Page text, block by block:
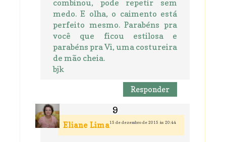
combinou, pode repetir sem
medo. E olha, o caimento está
perfeito mesmo. Parabéns pra
você que ficou estilosa e
parabéns pra Vi, uma costureira
de mão cheia.
bjk
Responder
Eliane Lima15 de dezembro de 2015 às 20:44